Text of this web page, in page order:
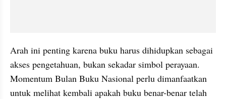
Arah ini penting karena buku harus dihidupkan sebagai
akses pengetahuan, bukan sekadar simbol perayaan.
Momentum Bulan Buku Nasional perlu dimanfaatkan
untuk melihat kembali apakah buku benar-benar telah